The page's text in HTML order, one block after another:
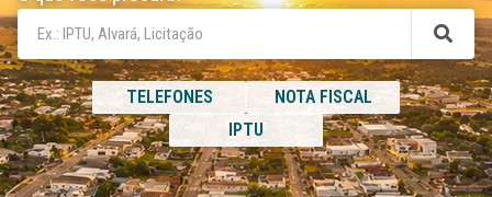
TELEFONES
NOTA FISCAL
IPTU